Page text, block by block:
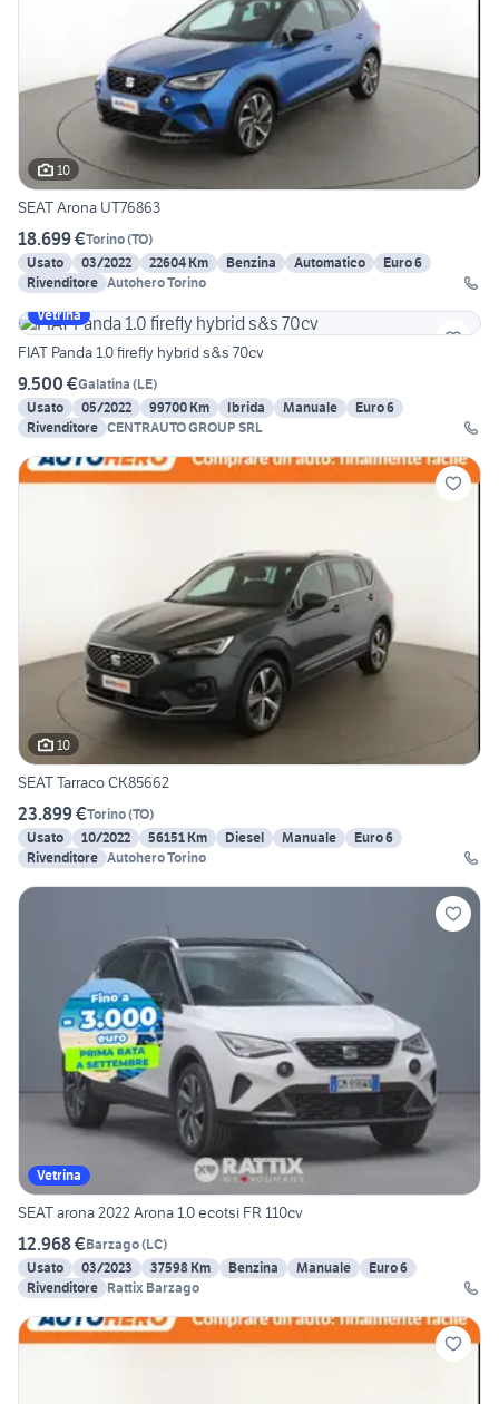
10
SEAT Arona UT76863
18.699 €Torino(TO)
Usato
03/2022 22604 Km Benzina Automatico
Euro 6
Rivenditore Autohero Torino
Vetrina
FIAT Panda 1.0 firefly hybrid s&s 70cv
9.500 €Galatina (LE)
Usato
05/2022 99700 Km Ibrida Manuale
Euro 6
Rivenditore CENTRAUTO GROUP SRL
10
SEAT Tarraco CK85662
23.899 €Torino(TO)
Usato
10/2022 56151 Km Diesel Manuale
Euro 6
Rivenditore Autohero Torino
Vetrina
SEAT arona 2022 Arona 1.0 ecotsi FR 110cv
12.968 €Barzago(LC)
Usato
03/2023 37598 Km Benzina Manuale
Euro 6
Rivenditore Rattix Barzago